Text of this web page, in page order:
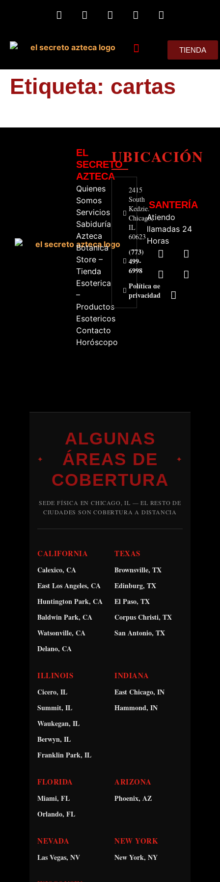
TIENDA
Etiqueta: cartas
EL
SECRETO
AZTECA
Quienes
Somos
Servicios
Sabiduría
Azteca
Botanica
Store –
Tienda
Esoterica
–
Productos
Esotericos
Contacto
Horóscopo
UBICACIÓN
2415
South
Kedzie.
Chicago,
IL
60623
(773)
499-
6998
Política de
privacidad
SANTERÍA
Atiendo
llamadas 24
Horas
✦
ALGUNAS
ÁREAS DE
COBERTURA
✦
SEDE FÍSICA EN CHICAGO, IL — EL RESTO DE
CIUDADES SON COBERTURA A DISTANCIA
CALIFORNIA
Calexico, CA
East Los Angeles, CA
Huntington Park, CA
Baldwin Park, CA
Watsonville, CA
Delano, CA
TEXAS
Brownsville, TX
Edinburg, TX
El Paso, TX
Corpus Christi, TX
San Antonio, TX
ILLINOIS
Cicero, IL
Summit, IL
Waukegan, IL
Berwyn, IL
Franklin Park, IL
INDIANA
East Chicago, IN
Hammond, IN
FLORIDA
Miami, FL
Orlando, FL
ARIZONA
Phoenix, AZ
NEVADA
Las Vegas, NV
NEW YORK
New York, NY